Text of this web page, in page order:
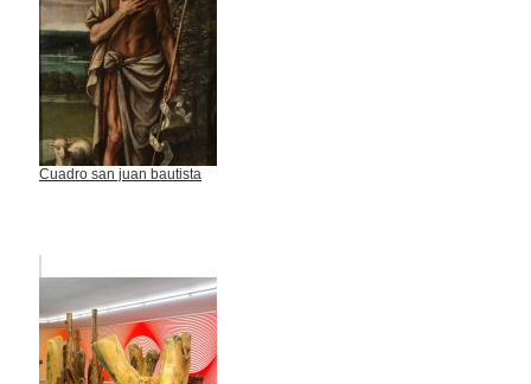
Cuadro san juan bautista